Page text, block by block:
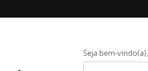
Seja bem-vindo(a),